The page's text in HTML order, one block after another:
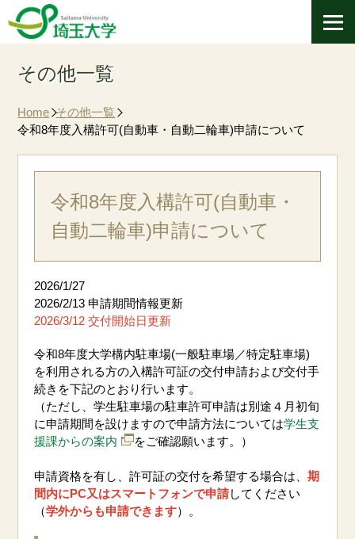
その他一覧
Home その他一覧
令和8年度入構許可(自動車・自動二輪車)申請について
令和8年度入構許可(自動車・
自動二輪車)申請について
2026/1/27
2026/2/13 申請期間情報更新
2026/3/12 交付開始日更新
令和8年度大学構内駐車場(一般駐車場／特定駐車場)
を利用される方の入構許可証の交付申請および交付手
続きを下記のとおり行います。
（ただし、学生駐車場の駐車許可申請は別途４月初旬
に申請期間を設けますので申請方法については学生支
援課からの案内
をご確認願います。）
申請資格を有し、許可証の交付を希望する場合は、期
間内にPC又はスマートフォンで申請してください
（学外からも申請できます）。